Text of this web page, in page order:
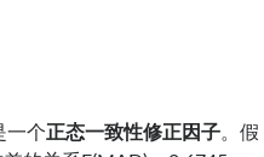
一个正态一致性修正因子。假